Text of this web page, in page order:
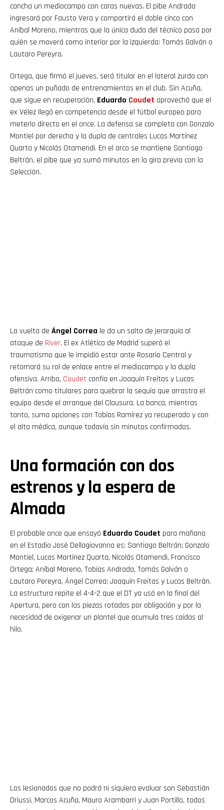
cancha un mediocampo con caras nuevas. El pibe Andrada
ingresará por Fausto Vera y compartirá el doble cinco con
Aníbal Moreno, mientras que la única duda del técnico pasa por
quién se moverá como interior por la izquierda: Tomás Galván o
Lautaro Pereyra.
Ortega, que firmó el jueves, será titular en el lateral zurdo con
apenas un puñado de entrenamientos en el club. Sin Acuña,
que sigue en recuperación, Eduardo Coudet aprovechó que el
ex Vélez llegó en competencia desde el fútbol europeo para
meterlo directo en el once. La defensa se completa con Gonzalo
Montiel por derecha y la dupla de centrales Lucas Martínez
Quarta y Nicolás Otamendi. En el arco se mantiene Santiago
Beltrán, el pibe que ya sumó minutos en la gira previa con la
Selección.
La vuelta de Ángel Correa le da un salto de jerarquía al
ataque de River. El ex Atlético de Madrid superó el
traumatismo que le impidió estar ante Rosario Central y
retomará su rol de enlace entre el mediocampo y la dupla
ofensiva. Arriba, Coudet confía en Joaquín Freitas y Lucas
Beltrán como titulares para quebrar la sequía que arrastra el
equipo desde el arranque del Clausura. La banca, mientras
tanto, suma opciones con Tobías Ramírez ya recuperado y con
el alta médica, aunque todavía sin minutos confirmados.
Una formación con dos
estrenos y la espera de
Almada
El probable once que ensayó Eduardo Coudet para mañana
en el Estadio José Dellagiovanna es: Santiago Beltrán; Gonzalo
Montiel, Lucas Martínez Quarta, Nicolás Otamendi, Francisco
Ortega; Aníbal Moreno, Tobías Andrada, Tomás Galván o
Lautaro Pereyra, Ángel Correa; Joaquín Freitas y Lucas Beltrán.
La estructura repite el 4-4-2 que el DT ya usó en la final del
Apertura, pero con las piezas rotadas por obligación y por la
necesidad de oxigenar un plantel que acumula tres caídas al
hilo.
Los lesionados que no podrá ni siquiera evaluar son Sebastián
Driussi, Marcos Acuña, Mauro Arambarri y Juan Portillo, todos
Pinterest